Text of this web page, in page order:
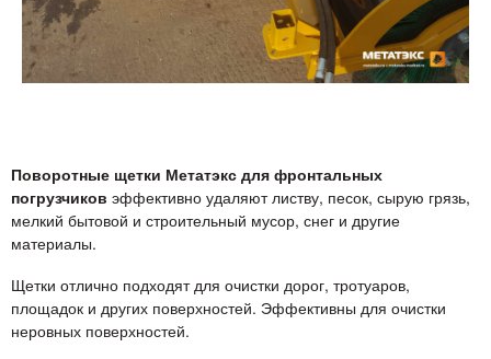
Поворотные щетки Метатэкс для фронтальных
погрузчиков эффективно удаляют листву, песок, сырую грязь,
мелкий бытовой и строительный мусор, снег и другие
материалы.
Щетки отлично подходят для очистки дорог, тротуаров,
площадок и других поверхностей. Эффективны для очистки
неровных поверхностей.